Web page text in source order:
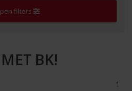
filters
BK!
1